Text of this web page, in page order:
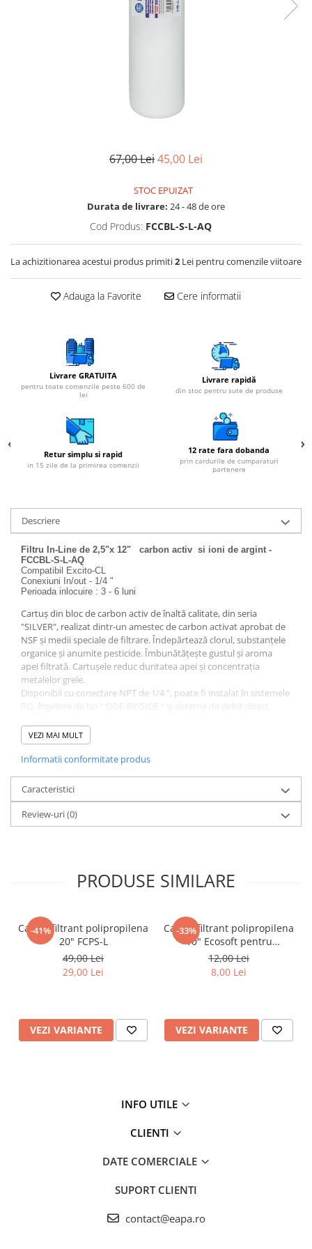
67,00 Lei45,00 Lei
STOC EPUIZAT
Durata de livrare: 24 - 48 de ore
Cod Produs: FCCBL-S-L-AQ
La achizitionarea acestui produs primiti2 Lei pentru comenzile viitoare
Adauga la Favorite Cere informatii
Livrare GRATUITA
pentru toate comenzile peste 600 de
lei
Livrare rapidă
din stoc pentru sute de produse
Retur simplu si rapid
in 15 zile de la primirea comenzii
12 rate fara dobanda
prin cardurile de cumparaturi
partenere
Descriere
Filtru In-Line de 2,5"x 12" carbon activ si ioni de argint -
FCCBL-S-L-AQ
Compatibil Excito-CL
Conexiuni In/out - 1/4 "
Perioada inlocuire : 3 - 6 luni
Cartuș din bloc de carbon activ de înaltă calitate, din seria
"SILVER", realizat dintr-un amestec de carbon activat aprobat de
NSF și medii speciale de filtrare. Îndepărtează clorul, substanțele
organice și anumite pesticide. Îmbunătățește gustul și aroma
apei filtrată. Cartușele reduc duritatea apei și concentrația
metalelor grele.
Disponibil cu conectare NPT de 1/4 ", poate fi instalat în sistemele
RO, frigidere de tip " SIDE-BY-SIDE " și sisteme de debit direct,
Dimensiuni disponibile: 2,5 "x 12"
Temperatura de lucru: 2 ° C - 45 ° C
VEZI MAI MULT
Informatii conformitate produs
Caracteristici
Review-uri(0)
PRODUSE SIMILARE
-41%
Cartus filtrant polipropilena
20" FCPS-L
49,00 Lei
29,00 Lei
VEZI VARIANTE
-33%
Cartus filtrant polipropilena
10" Ecosoft pentru
eliminarea sedimentelor
12,00 Lei
8,00 Lei
VEZI VARIANTE
INFO UTILE
CLIENTI
DATE COMERCIALE
SUPORT CLIENTI
contact@eapa.ro